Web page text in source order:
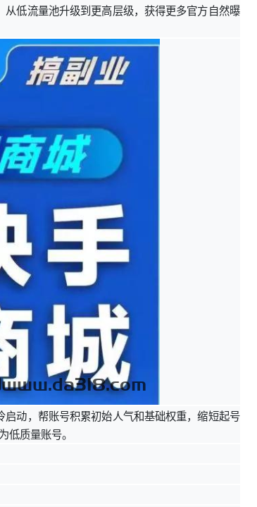
低流量池升级到更高层级，获得更多官方自然曝
动，帮账号积累初始人气和基础权重，缩短起号
质量账号。